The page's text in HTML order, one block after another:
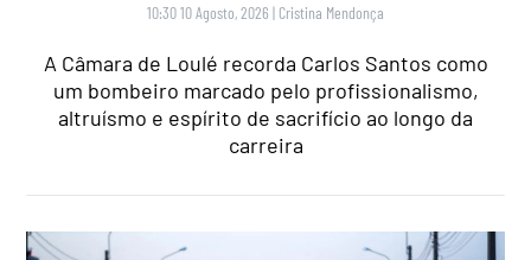
10:30 10 Agosto, 2026 | Cristina Mendonça
A Câmara de Loulé recorda Carlos Santos como
um bombeiro marcado pelo profissionalismo,
altruísmo e espírito de sacrifício ao longo da
carreira